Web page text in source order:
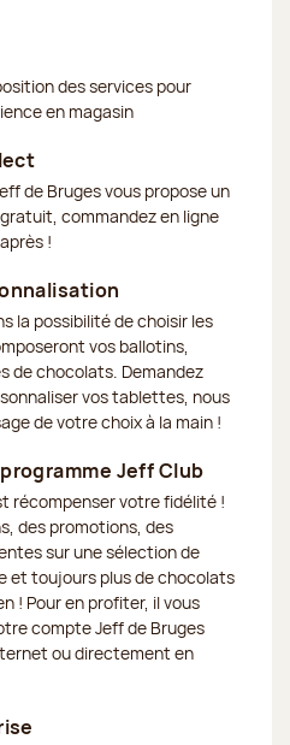
des services pour
en magasin
de Bruges vous propose un
commandez en ligne
!
la possibilité de choisir les
vos ballotins,
de chocolats. Demandez
vos tablettes, nous
de votre choix à la main !
Jeff Club
récompenser votre fidélité !
des promotions, des
sur une sélection de
et toujours plus de chocolats
! Pour en profiter, il vous
compte Jeff de Bruges
ou directement en